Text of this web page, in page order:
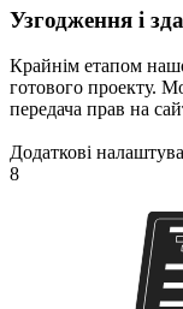
Узгодження і
Крайнім етапом
готового проекту.
передача прав на
Додаткові
8